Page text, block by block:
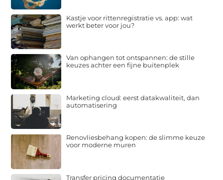
Kastje voor rittenregistratie vs. app: wat
werkt beter voor jou?
Van ophangen tot ontspannen: de stille
keuzes achter een fijne buitenplek
Marketing cloud: eerst datakwaliteit, dan
automatisering
Renovliesbehang kopen: de slimme keuze
voor moderne muren
Transfer pricing documentatie